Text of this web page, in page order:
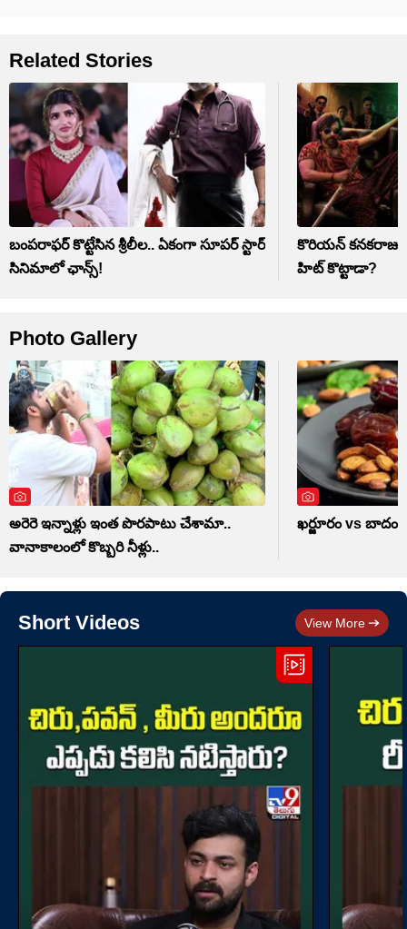
Related Stories
బంపరాఫర్ కొట్టేసిన శ్రీలీల.. ఏకంగా సూపర్ స్టార్
సినిమాలో ఛాన్స్!
కొరియన్ కనకరాజు
హిట్ కొట్టాడా?
Photo Gallery
అరెరె ఇన్నాళ్లు ఇంత పొరపాటు చేశామా..
వానాకాలంలో కొబ్బరి నీళ్లు..
ఖర్జూరం vs
Short Videos View More